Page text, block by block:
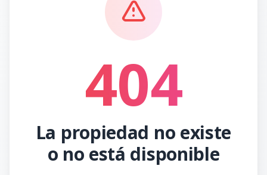
404
La propiedad no existe
o no está disponible